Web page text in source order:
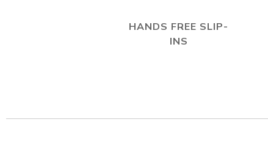
HANDS FREE SLIP-
INS